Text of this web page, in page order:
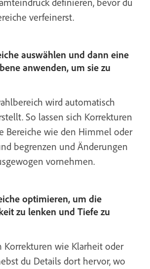
verfeinerst.
auswählen und dann eine
anwenden, um sie zu
wird automatisch
So lassen sich Korrekturen
Bereiche wie den Himmel oder
begrenzen und Änderungen
vornehmen.
optimieren, um die
zu lenken und Tiefe zu
Korrekturen wie Klarheit oder
du Details dort hervor, wo